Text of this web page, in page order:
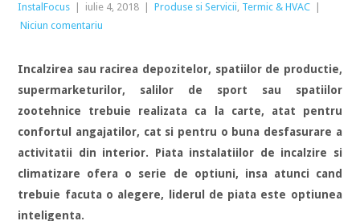
InstalFocus iulie 4, 2018 Produse si Servicii, Termic & HVAC
Niciun comentariu
Incalzirea sau racirea depozitelor, spatiilor de productie,
supermarketurilor, salilor de sport sau spatiilor
zootehnice trebuie realizata ca la carte, atat pentru
confortul angajatilor, cat si pentru o buna desfasurare a
activitatii din interior. Piata instalatiilor de incalzire si
climatizare ofera o serie de optiuni, insa atunci cand
trebuie facuta o alegere, liderul de piata este optiunea
inteligenta.